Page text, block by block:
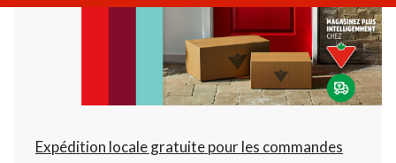
Fermeture
à
22:00
cliquer
pour
changer
Expédition locale gratuite pour les commandes